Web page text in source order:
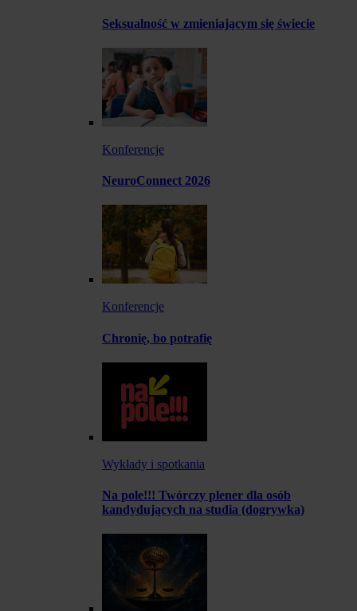
Seksualność w zmieniającym się świecie
Konferencje
NeuroConnect 2026
Konferencje
Chronię, bo potrafię
Wykłady i spotkania
Na pole!!! Twórczy plener dla osób
kandydujących na studia (dogrywka)